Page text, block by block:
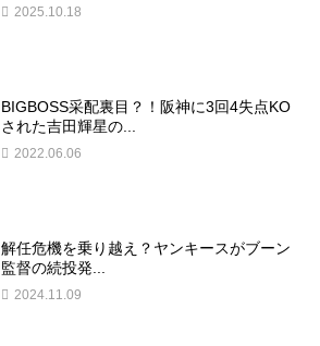
2025.10.18
BIGBOSS采配裏目？！阪神に3回4失点KO
された吉田輝星の...
2022.06.06
解任危機を乗り越え？ヤンキースがブーン
監督の続投発...
2024.11.09